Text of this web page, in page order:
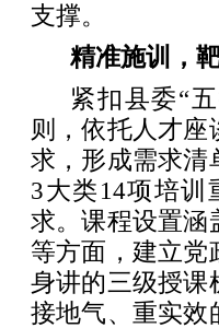
支撑。
精准施训，
紧扣县委“
则，依托人才
求，形成需求清
3大类14项培训
求。课程设置涵
等方面，建立党
身讲的三级授课
接地气、重实效